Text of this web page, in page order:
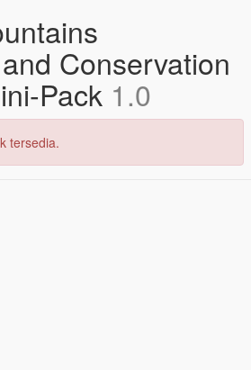
Conservation
Pack 1.0
tersedia.